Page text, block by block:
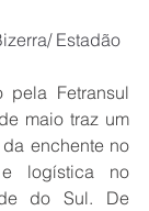
Estadão
pela Fetransul
maio traz um
enchente no
logística no
do Sul. De